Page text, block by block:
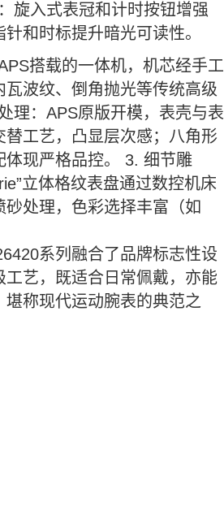
旋入式表冠和计时按钮增强
和时标提升暗光可读性。
搭载的一体机，机芯经手工
波纹、倒角抛光等传统高级
理：APS原版开模，表壳与表
工艺，凸显层次感；八角形
体现严格品控。 3. 细节雕
立体格纹表盘通过数控机床
处理，色彩选择丰富（如
系列融合了品牌标志性设
工艺，既适合日常佩戴，亦能
称现代运动腕表的典范之